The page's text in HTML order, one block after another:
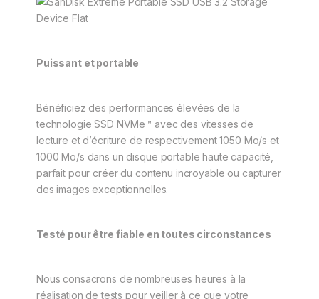
Puissant et portable
Bénéficiez des performances élevées de la
technologie SSD NVMe™ avec des vitesses de
lecture et d’écriture de respectivement 1050 Mo/s et
1000 Mo/s dans un disque portable haute capacité,
parfait pour créer du contenu incroyable ou capturer
des images exceptionnelles.
Testé pour être fiable en toutes circonstances
Nous consacrons de nombreuses heures à la
réalisation de tests pour veiller à ce que votre